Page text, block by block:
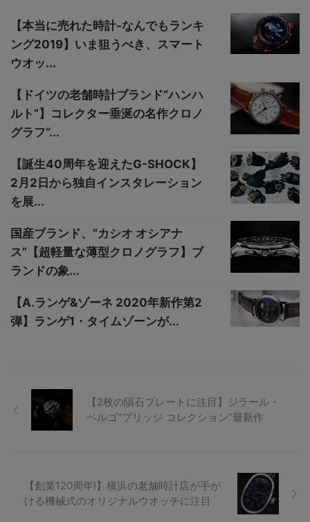
【本当に売れた時計-なんでもランキ
ング2019】いま狙うべき、スマート
ウオッ...
【ドイツの老舗時計ブランド“ハンハ
ルト”】コレクター垂涎の名作クロノ
グラフ“...
【誕生40周年を迎えたG-SHOCK】
2月2日から独自インスタレーション
を展...
国産ブランド、“カシオ オシアナ
ス”【超軽量な薄型クロノグラフ】ブ
ランドの象...
【A.ランゲ&ゾーネ 2020年新作第2
弾】ランゲ1・タイムゾーンが...
【2枚の隕石プレートに注目】ジラール・
ペルゴ“ブリッジ コレクション”最新作
【創業120周年!】横浜の老舗時計店が手が
ける機械式のオリジナルウオッチに注目